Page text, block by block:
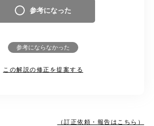
参考になった
参考にならなかった
この解説の修正を提案する
（訂正依頼・報告はこちら）